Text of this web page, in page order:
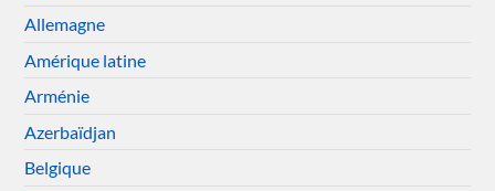
Allemagne
Amérique latine
Arménie
Azerbaïdjan
Belgique